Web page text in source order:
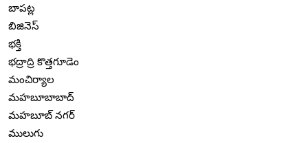
బాపట్ల
బిజినెస్
భక్తి
భద్రాద్రి కొత్తగూడెం
మంచిర్యాల
మహబూబాబాద్
మహబూబ్ నగర్
ములుగు